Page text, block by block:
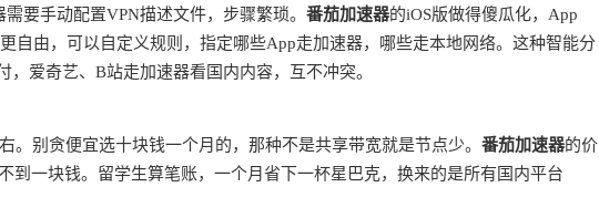
要手动配置VPN描述文件，步骤繁琐。 番茄加速器的iOS版做得傻瓜化，App
自由，可以自定义规则，指定哪些App走加速器，哪些走本地网络。这种智能分
爱奇艺、B站走加速器看国内内容，互不冲突。
。别贪便宜选十块钱一个月的，那种不是共享带宽就是节点少。 番茄加速器的价
到一块钱。留学生算笔账，一个月省下一杯星巴克，换来的是所有国内平台